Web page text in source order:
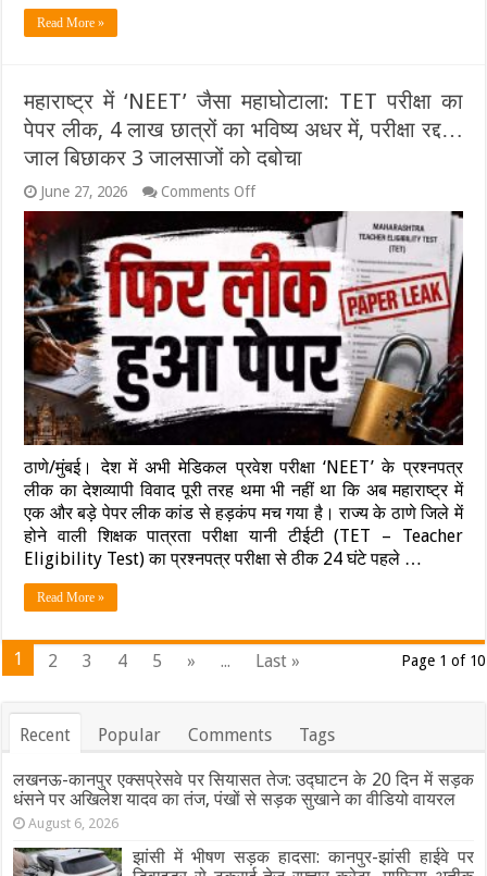
Read More »
महाराष्ट्र में ‘NEET’ जैसा महाघोटाला: TET परीक्षा का
पेपर लीक, 4 लाख छात्रों का भविष्य अधर में, परीक्षा रद्द…
जाल बिछाकर 3 जालसाजों को दबोचा
June 27, 2026 Comments Offon
महाराष्ट्र
में
‘NEET’
जैसा
महाघोटाला:
TET
परीक्षा
का
पेपर
लीक,
4
लाख
का
भविष्य
अधर
में,
परीक्षा
रद्द…
जाल
दबोचा
ठाणे/मुंबई। देश में अभी मेडिकल प्रवेश परीक्षा ‘NEET’ के प्रश्नपत्र
लीक का देशव्यापी विवाद पूरी तरह थमा भी नहीं था कि अब महाराष्ट्र में
एक और बड़े पेपर लीक कांड से हड़कंप मच गया है। राज्य के ठाणे जिले में
होने वाली शिक्षक पात्रता परीक्षा यानी टीईटी (TET – Teacher
Eligibility Test) का प्रश्नपत्र परीक्षा से ठीक 24 घंटे पहले …
Read More »
Page 1 of 10
1 2 3 4 5 » ... Last »
Recent Popular Comments Tags
लखनऊ-कानपुर एक्सप्रेसवे पर सियासत तेज: उद्घाटन के 20 दिन में सड़क
धंसने पर अखिलेश यादव का तंज, पंखों से सड़क सुखाने का वीडियो वायरल
August 6, 2026
झांसी में भीषण सड़क हादसा: कानपुर-झांसी हाईवे पर